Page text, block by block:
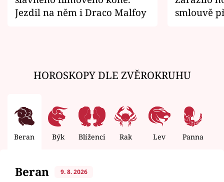
Jezdil na něm i Draco Malfoy
smlouvě
HOROSKOPY DLE ZVĚROKRUHU
Beran Býk Blíženci Rak Lev Panna
Beran 9. 8. 2026